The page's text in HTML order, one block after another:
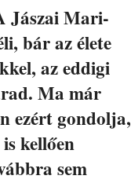
Jászai Mari-
bár az élete
az eddigi
Ma már
ezért gondolja,
kellően
sem